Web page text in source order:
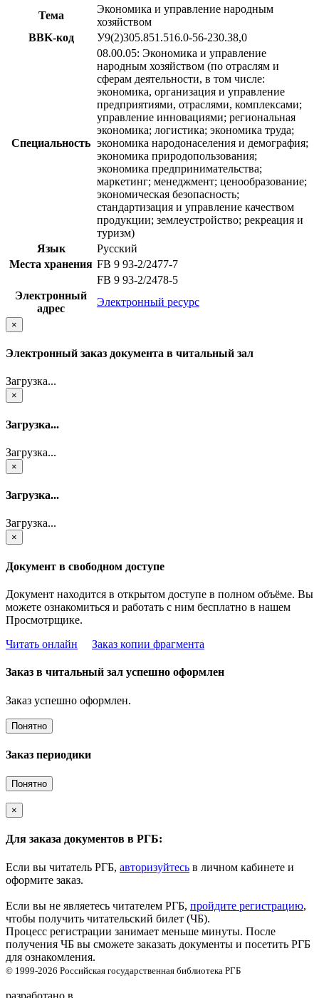
Тема
Экономика и управление народным
хозяйством
BBK-код
У9(2)305.851.516.0-56-230.38,0
Специальность
08.00.05: Экономика и управление
народным хозяйством (по отраслям и
сферам деятельности, в том числе:
экономика, организация и управление
предприятиями, отраслями, комплексами;
управление инновациями; региональная
экономика; логистика; экономика труда;
экономика народонаселения и демография;
экономика природопользования;
экономика предпринимательства;
маркетинг; менеджмент; ценообразование;
экономическая безопасность;
стандартизация и управление качеством
продукции; землеустройство; рекреация и
туризм)
Язык
Русский
Места хранения FB 9 93-2/2477-7
FB 9 93-2/2478-5
Электронный
адрес
Электронный ресурс
×
Электронный заказ документа в читальный зал
Загрузка...
×
Загрузка...
Загрузка...
×
Загрузка...
Загрузка...
×
Документ в свободном доступе
Документ находится в открытом доступе в полном объёме. Вы
можете ознакомиться и работать с ним бесплатно в нашем
Просмотрщике.
Читать онлайн
Заказ копии фрагмента
Заказ в читальный зал успешно оформлен
Заказ успешно оформлен.
Понятно
Заказ периодики
Понятно
×
Для заказа документов в РГБ:
Если вы читатель РГБ, авторизуйтесь в личном кабинете и
оформите заказ.
Если вы не являетесь читателем РГБ, пройдите регистрацию,
чтобы получить читательский билет (ЧБ).
Процесс регистрации занимает меньше минуты. После
получения ЧБ вы сможете заказать документы и посетить РГБ
для ознакомления.
© 1999-2026 Российская государственная библиотека РГБ
разработано в